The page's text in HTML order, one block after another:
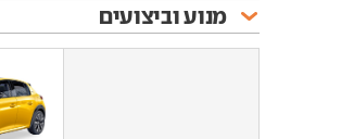
מנוע וביצועים